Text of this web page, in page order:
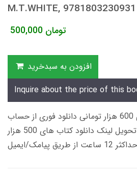
M.T.WHITE, 9781803230931
500,000 تومان
افزودن به سبدخرید
Inquire about the price of this
زمان تحویل کتاب های 600 هزار تومانی دانلود فوری از حساب
کاربری می باشد، و زمان تحویل لینک دانلود کتاب های 500 هزار
طریق پیامک/ایمیل